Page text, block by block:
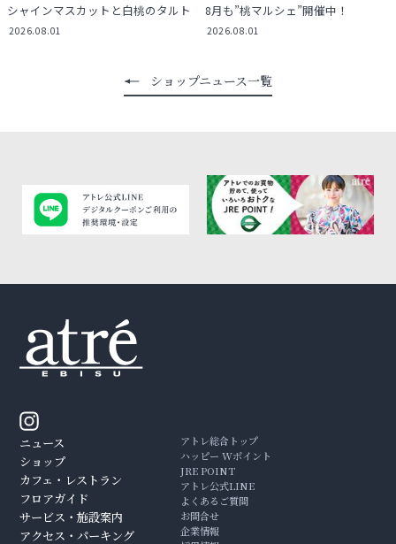
シャインマスカットと白桃のタルト
2026.08.01
8月も”桃マルシェ”開催中！
2026.08.01
ショップニュース一覧
ニュース
ショップ
カフェ・レストラン
フロアガイド
サービス・施設案内
アクセス・パーキング
アトレ総合トップ
ハッピー Wポイント
JRE POINT
アトレ公式LINE
よくあるご質問
お問合せ
企業情報